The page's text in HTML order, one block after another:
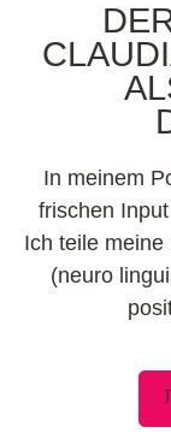
In meinem
frischen
Ich teile
(neuro